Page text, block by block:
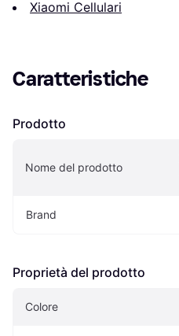
Xiaomi Cellulari
Caratteristiche
Prodotto
Nome del prodotto
Brand
Proprietà del prodotto
Colore